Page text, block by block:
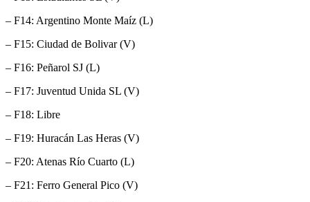
– F14: Argentino Monte Maíz (L)
– F15: Ciudad de Bolivar (V)
– F16: Peñarol SJ (L)
– F17: Juventud Unida SL (V)
– F18: Libre
– F19: Huracán Las Heras (V)
– F20: Atenas Río Cuarto (L)
– F21: Ferro General Pico (V)